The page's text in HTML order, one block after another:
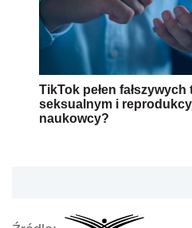
TikTok pełen
seksualnym i
naukowcy?